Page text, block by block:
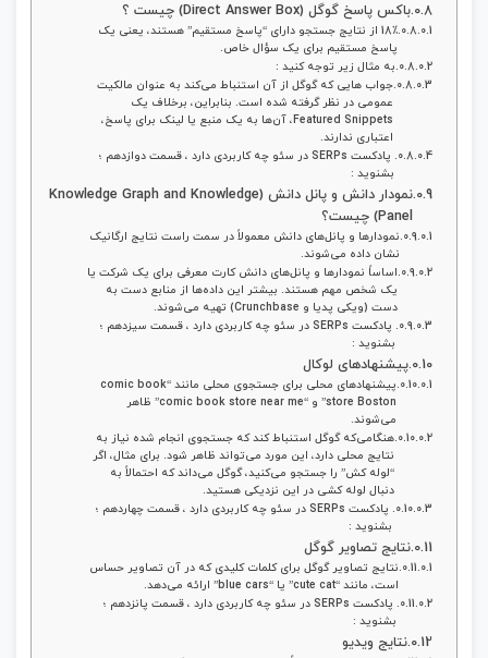
باکس پاسخ گوگل (Direct Answer Box) چیست ؟
18٪ از نتایج جستجو دارای “پاسخ مستقیم” هستند، یعنی یک
پاسخ مستقیم برای یک سؤال خاص.
به مثال زیر توجه کنید :
جواب هایی که گوگل از آن استنباط می‌کند به‌ عنوان مالکیت
عمومی در نظر گرفته‌ شده است. بنابراین، برخلاف یک
Featured Snippets، آن‌ها به یک منبع یا لینک برای پاسخ،
اعتباری ندارند.
پادکست SERPs در سئو چه کاربردی دارد ، قسمت دوازدهم ؛
بشنوید :
نمودار دانش و پانل دانش (Knowledge Graph and Knowledge
Panel) چیست؟
نمودارها و پانل‌های دانش معمولاً در سمت راست نتایج ارگانیک
نشان داده می‌شوند.
اساساً نمودارها و پانل‌های دانش کارت معرفی برای یک شرکت یا
یک شخص مهم هستند. بیشتر این داده‌ها از منابع دست‌ به‌
دست (ویکی‌ پدیا و Crunchbase) تهیه می‌شوند.
پادکست SERPs در سئو چه کاربردی دارد ، قسمت سیزدهم ؛
بشنوید :
پیشنهادهای لوکال
پیشنهادهای محلی برای جستجوی محلی مانند “comic book
store Boston” و “comic book store near me” ظاهر
می‌شوند.
هنگامی‌که گوگل استنباط کند که جستجوی انجام‌ شده نیاز به
نتایج محلی دارد، این مورد می‌تواند ظاهر شود. برای مثال، اگر
“لوله‌ کش” را جستجو می‌کنید، گوگل می‌داند که احتمالاً به
دنبال لوله‌ کشی در این نزدیکی هستید.
پادکست SERPs در سئو چه کاربردی دارد ، قسمت چهاردهم ؛
بشنوید :
نتایج تصاویر گوگل
نتایج تصاویر گوگل برای کلمات کلیدی که در آن تصاویر حساس
است، مانند “cute cat” یا “blue cars” ارائه می‌دهد.
پادکست SERPs در سئو چه کاربردی دارد ، قسمت پانزدهم ؛
بشنوید :
نتایج ویدیو